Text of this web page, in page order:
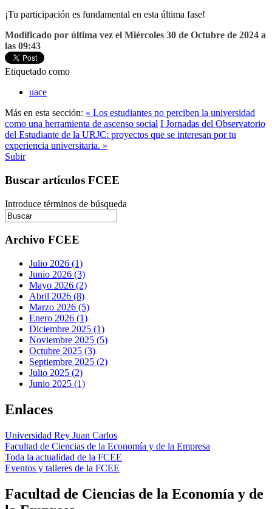
¡Tu participación es fundamental en esta última fase!
Modificado por última vez el Miércoles 30 de Octubre de 2024 a
las 09:43
Etiquetado como
uace
Más en esta sección: « Los estudiantes no perciben la universidad
como una herramienta de ascenso social I Jornadas del Observatorio
del Estudiante de la URJC: proyectos que se interesan por tu
experiencia universitaria. »
Subir
Buscar artículos FCEE
Introduce términos de búsqueda
Archivo FCEE
Julio 2026 (1)
Junio 2026 (3)
Mayo 2026 (2)
Abril 2026 (8)
Marzo 2026 (5)
Enero 2026 (1)
Diciembre 2025 (1)
Noviembre 2025 (5)
Octubre 2025 (3)
Septiembre 2025 (2)
Julio 2025 (2)
Junio 2025 (1)
Enlaces
Universidad Rey Juan Carlos
Facultad de Ciencias de la Economía y de la Empresa
Toda la actualidad de la FCEE
Eventos y talleres de la FCEE
Facultad de Ciencias de la Economía y de